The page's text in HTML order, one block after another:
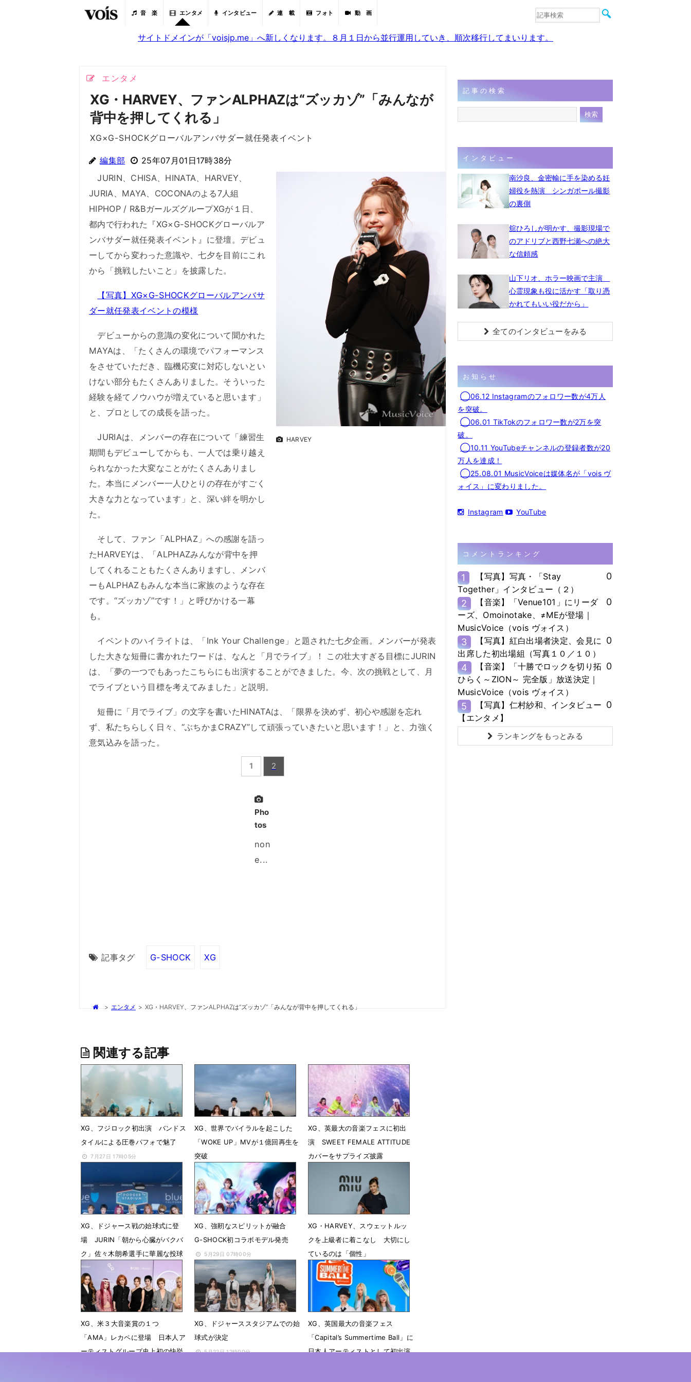
音 楽 エンタメ インタビュー 連 載 フォト 動 画
音楽
サイトドメインが「voisjp.me」へ新しくなります。８月１日から並行運用していき、順次移行してまいります。
エンタメ
XG・HARVEY、ファンALPHAZは“ズッカゾ”「みんなが
背中を押してくれる」
XG×G-SHOCKグローバルアンバサダー就任発表イベント
編集部 25年07月01日17時38分
HARVEY
JURIN、CHISA、HINATA、HARVEY、
JURIA、MAYA、COCONAのよる7人組
HIPHOP / R&BガールズグループXGが１日、
都内で行われた『XG×G-SHOCKグローバルア
ンバサダー就任発表イベント』に登壇。デビュ
ーしてから変わった意識や、七夕を目前にこれ
から「挑戦したいこと」を披露した。
【写真】XG×G-SHOCKグローバルアンバサ
ダー就任発表イベントの模様
デビューからの意識の変化について聞かれた
MAYAは、「たくさんの環境でパフォーマンス
をさせていただき、臨機応変に対応しないとい
けない部分もたくさんありました。そういった
経験を経てノウハウが増えていると思います」
と、プロとしての成長を語った。
JURIAは、メンバーの存在について「練習生
期間もデビューしてからも、一人では乗り越え
られなかった大変なことがたくさんありまし
た。本当にメンバー一人ひとりの存在がすごく
大きな力となっています」と、深い絆を明かし
た。
そして、ファン「ALPHAZ」への感謝を語っ
たHARVEYは、「ALPHAZみんなが背中を押
してくれることもたくさんありますし、メンバ
ーもALPHAZもみんな本当に家族のような存在
です。“ズッカゾ”です！」と呼びかける一幕
も。
イベントのハイライトは、「Ink Your Challenge」と題された七夕企画。メンバーが発表
した大きな短冊に書かれたワードは、なんと「月でライブ」！ この壮大すぎる目標にJURIN
は、「夢の一つでもあったこちらにも出演することができました。今、次の挑戦として、月
でライブという目標を考えてみました」と説明。
短冊に「月でライブ」の文字を書いたHINATAは、「限界を決めず、初心や感謝を忘れ
ず、私たちらしく日々、“ぶちかまCRAZY”して頑張っていきたいと思います！」と、力強く
意気込みを語った。
1 2
Pho
tos
non
e...
記事タグ G-SHOCK XG
> エンタメ > XG・HARVEY、ファンALPHAZは“ズッカゾ”「みんなが背中を押してくれる」
関連する記事
XG、フジロック初出演 バンドス
タイルによる圧巻パフォで魅了
7月27日 17時05分
XG、世界でバイラルを起こした
「WOKE UP」MVが１億回再生を
突破
7月17日 12時05分
XG、英最大の音楽フェスに初出
演 SWEET FEMALE ATTITUDE
カバーをサプライズ披露
XG、ドジャース戦の始球式に登
場 JURIN「朝から心臓がバクバ
ク」佐々木朗希選手に華麗な投球
を披露
6月1日 17時54分
XG、強靭なスピリットが融合
G-SHOCK初コラボモデル発売
5月29日 07時00分
XG・HARVEY、スウェットルッ
クを上級者に着こなし 大切にし
ているのは「個性」
5月26日 16時54分
XG、米３大音楽賞の１つ
「AMA」レカペに登場 日本人ア
ーティストグループ史上初の快挙
XG、ドジャーススタジアムでの始
球式が決定
5月22日 12時00分
XG、英国最大の音楽フェス
「Capital’s Summertime Ball」に
日本人アーティストとして初出演
記事の検索
インタビュー
南沙良、金密輸に手を染める妊
婦役を熱演 シンガポール撮影
の裏側
舘ひろしが明かす、撮影現場で
のアドリブと西野七瀬への絶大
な信頼感
山下リオ、ホラー映画で主演
心霊現象も役に活かす「取り憑
かれてもいい役だから」
全てのインタビューをみる
お知らせ
◯06.12 Instagramのフォロワー数が4万人
を突破。
◯06.01 TikTokのフォロワー数が2万を突
破。
◯10.11 YouTubeチャンネルの登録者数が20
万人を達成！
◯25.08.01 MusicVoiceは媒体名が「vois ヴ
ォイス」に変わりました。
Instagram YouTube
コメントランキング
1
【写真】写真・「Stay
Together」インタビュー（２）
0
2
【音楽】「Venue101」にリーダ
ーズ、Omoinotake、≠MEが登場｜
MusicVoice（vois ヴォイス）
0
3
【写真】紅白出場者決定、会見に
出席した初出場組（写真１０／１０）
0
4
【音楽】「十勝でロックを切り拓
ひらく～ZION～ 完全版」放送決定｜
MusicVoice（vois ヴォイス）
0
5
【写真】仁村紗和、インタビュー
【エンタメ】
0
ランキングをもっとみる